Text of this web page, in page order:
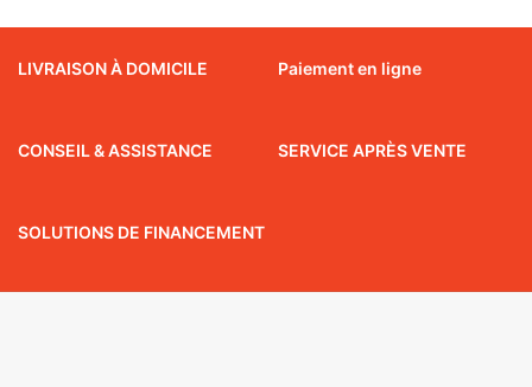
LIVRAISON À DOMICILE Paiement en ligne
CONSEIL & ASSISTANCE SERVICE APRÈS VENTE
SOLUTIONS DE FINANCEMENT